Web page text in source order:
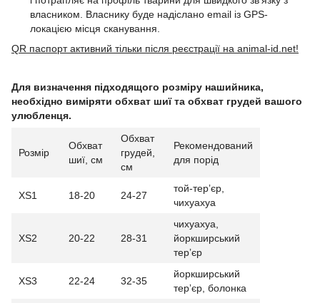
власником. Власнику буде надіслано email із GPS-
локацією місця сканування.
QR паспорт активний тільки після реєстрації на animal-id.net!
Для визначення підходящого розміру нашийника,
необхідно виміряти обхват шиї та обхват грудей вашого
улюбленця.
Розмір
Обхват
шиї, см
Обхват
грудей,
см
Рекомендований
для порід
XS1 18-20 24-27
той-терʼєр,
чихуахуа
XS2 20-22 28-31
чихуахуа,
йоркширський
терʼєр
XS3 22-24 32-35
йоркширський
терʼєр, болонка